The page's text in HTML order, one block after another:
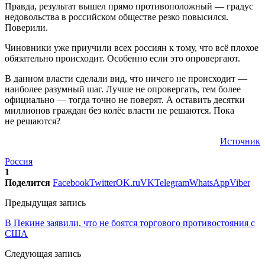
Правда, результат вышел прямо противоположный — градус
недовольства в российском обществе резко повысился.
Поверили.
Чиновники уже приучили всех россиян к тому, что всё плохое
обязательно происходит. Особенно если это опровергают.
В данном власти сделали вид, что ничего не происходит —
наиболее разумный шаг. Лучше не опровергать, тем более
официально — тогда точно не поверят. А оставить десятки
миллионов граждан без колёс власти не решаются. Пока
не решаются?
Источник
Россия
1
Поделится FacebookTwitterOK.ruVKTelegramWhatsAppViber
Предыдущая запись
В Пекине заявили, что не боятся торгового противостояния с
США
Следующая запись